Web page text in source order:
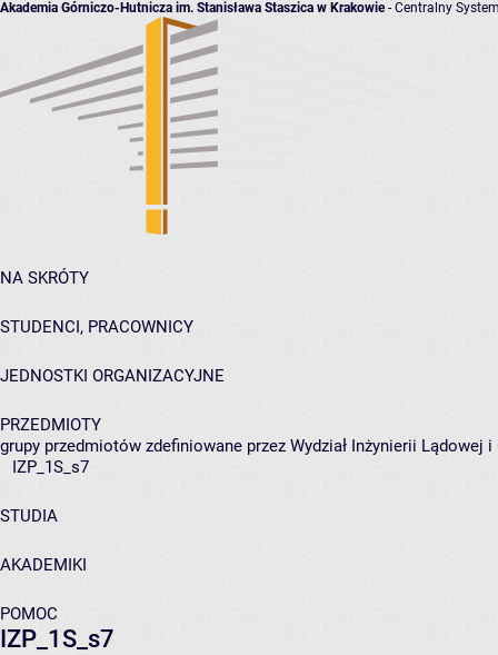
Akademia Górniczo-Hutnicza im. Stanisława Staszica w Krakowie- Centralny
NA SKRÓTY
STUDENCI, PRACOWNICY
JEDNOSTKI ORGANIZACYJNE
PRZEDMIOTY
grupy przedmiotów zdefiniowane przez Wydział Inżynierii Lądowej
IZP_1S_s7
STUDIA
AKADEMIKI
POMOC
IZP_1S_s7